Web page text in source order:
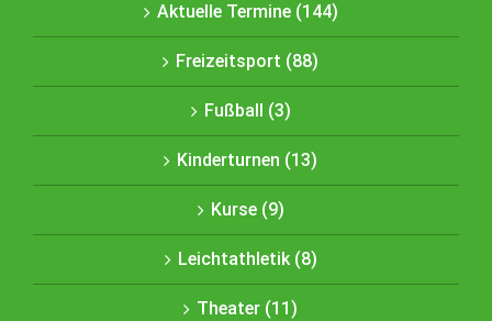
Aktuelle Termine (144)
Freizeitsport (88)
Fußball (3)
Kinderturnen (13)
Kurse (9)
Leichtathletik (8)
Theater (11)